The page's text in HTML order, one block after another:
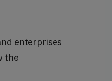
enterprises
the